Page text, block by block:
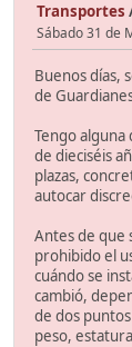
Transportes
Sábado 31 de
Buenos días,
de
Tengo
de dieciséis
plazas,
autocar
Antes de que
prohibido el
cuándo se
cambió,
de dos
peso,